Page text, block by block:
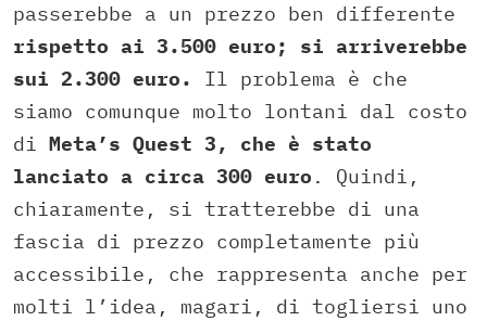
passerebbe a un prezzo ben differente
rispetto ai 3.500 euro; si arriverebbe
sui 2.300 euro.
Il problema è che
siamo comunque molto lontani dal costo
di Meta’s Quest 3, che è stato
lanciato a circa 300 euro . Quindi,
chiaramente, si tratterebbe di una
fascia di prezzo completamente più
accessibile, che rappresenta anche per
molti l’idea, magari, di togliersi uno